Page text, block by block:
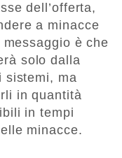
dell’offerta,
a minacce
è che
solo dalla
sistemi, ma
in quantità
in tempi
minacce.